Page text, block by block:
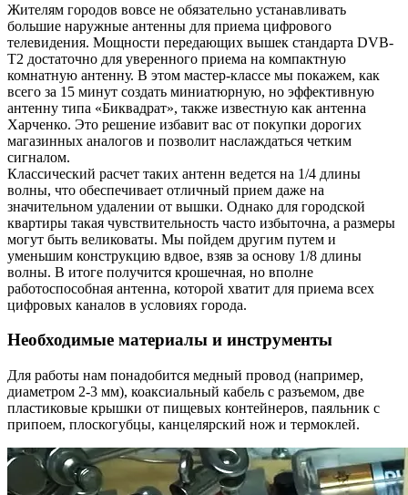
Жителям городов вовсе не обязательно устанавливать
большие наружные антенны для приема цифрового
телевидения. Мощности передающих вышек стандарта DVB-
T2 достаточно для уверенного приема на компактную
комнатную антенну. В этом мастер-классе мы покажем, как
всего за 15 минут создать миниатюрную, но эффективную
антенну типа «Биквадрат», также известную как антенна
Харченко. Это решение избавит вас от покупки дорогих
магазинных аналогов и позволит наслаждаться четким
сигналом.
Классический расчет таких антенн ведется на 1/4 длины
волны, что обеспечивает отличный прием даже на
значительном удалении от вышки. Однако для городской
квартиры такая чувствительность часто избыточна, а размеры
могут быть великоваты. Мы пойдем другим путем и
уменьшим конструкцию вдвое, взяв за основу 1/8 длины
волны. В итоге получится крошечная, но вполне
работоспособная антенна, которой хватит для приема всех
цифровых каналов в условиях города.
Необходимые материалы и инструменты
Для работы нам понадобится медный провод (например,
диаметром 2-3 мм), коаксиальный кабель с разъемом, две
пластиковые крышки от пищевых контейнеров, паяльник с
припоем, плоскогубцы, канцелярский нож и термоклей.